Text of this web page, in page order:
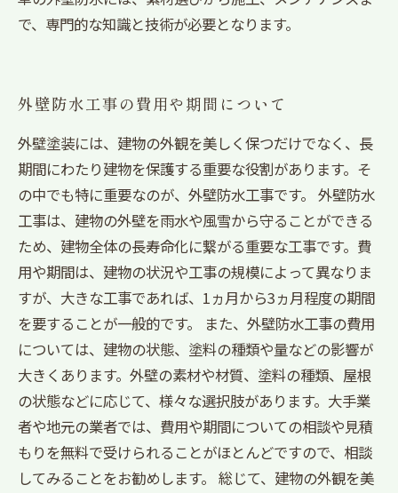
で、専門的な知識と技術が必要となります。
外壁防水工事の費用や期間について
外壁塗装には、建物の外観を美しく保つだけでなく、長
期間にわたり建物を保護する重要な役割があります。そ
の中でも特に重要なのが、外壁防水工事です。 外壁防水
工事は、建物の外壁を雨水や風雪から守ることができる
ため、建物全体の長寿命化に繋がる重要な工事です。費
用や期間は、建物の状況や工事の規模によって異なりま
すが、大きな工事であれば、1ヵ月から3ヵ月程度の期間
を要することが一般的です。 また、外壁防水工事の費用
については、建物の状態、塗料の種類や量などの影響が
大きくあります。外壁の素材や材質、塗料の種類、屋根
の状態などに応じて、様々な選択肢があります。大手業
者や地元の業者では、費用や期間についての相談や見積
もりを無料で受けられることがほとんどですので、相談
してみることをお勧めします。 総じて、建物の外観を美